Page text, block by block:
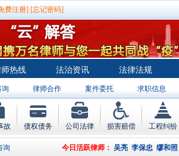
费注册] [忘记密码]
热线 法治资讯 法律法规
询 律师合作 案件委托 求职信息
故 债权债务 公司法律 损害赔偿 工程纠纷
看咨询 今日活跃律师： 吴亮 李保忠 缪和照
机， 的回复获得奖章一枚